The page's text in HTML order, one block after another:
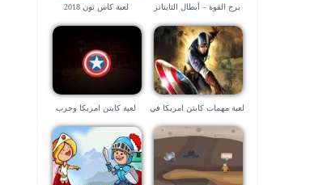
برج القوة – أبطال التايتانز لعبة كاس تون 2018
لعبة مهمات كابتن امريكا في
لعبة كابتن امريكا وحرب